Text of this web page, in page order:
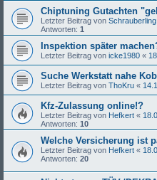
Chiptuning Gutachten
Letzter Beitrag von Schrauberling
Antworten: 1
Inspektion später
Letzter Beitrag von icke1980 «
Suche Werkstatt nahe
Letzter Beitrag von ThoKru «
Kfz-Zulassung online!?
Letzter Beitrag von Hefkert «
Antworten: 10
Welche Versicherung ist
Letzter Beitrag von Hefkert «
Antworten: 20